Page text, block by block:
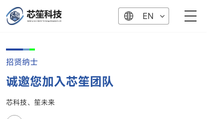
EN
招贤纳士
诚邀您加入芯笙团队
芯科技、笙未来